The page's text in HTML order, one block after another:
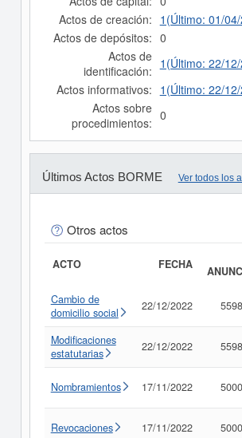
Actos de creación: 1(Último: 01/
Actos de depósitos: 0
Actos de
identificación: 1(Último: 22/
Actos informativos: 1(Último: 22/
Actos sobre
procedimientos: 0
Últimos Actos BORME Ver todos los
Otros actos
ACTO FECHA
Cambio de
domicilio social
22/12/2022
Modificaciones
estatutarias
22/12/2022
Nombramientos 17/11/2022
Revocaciones 17/11/2022